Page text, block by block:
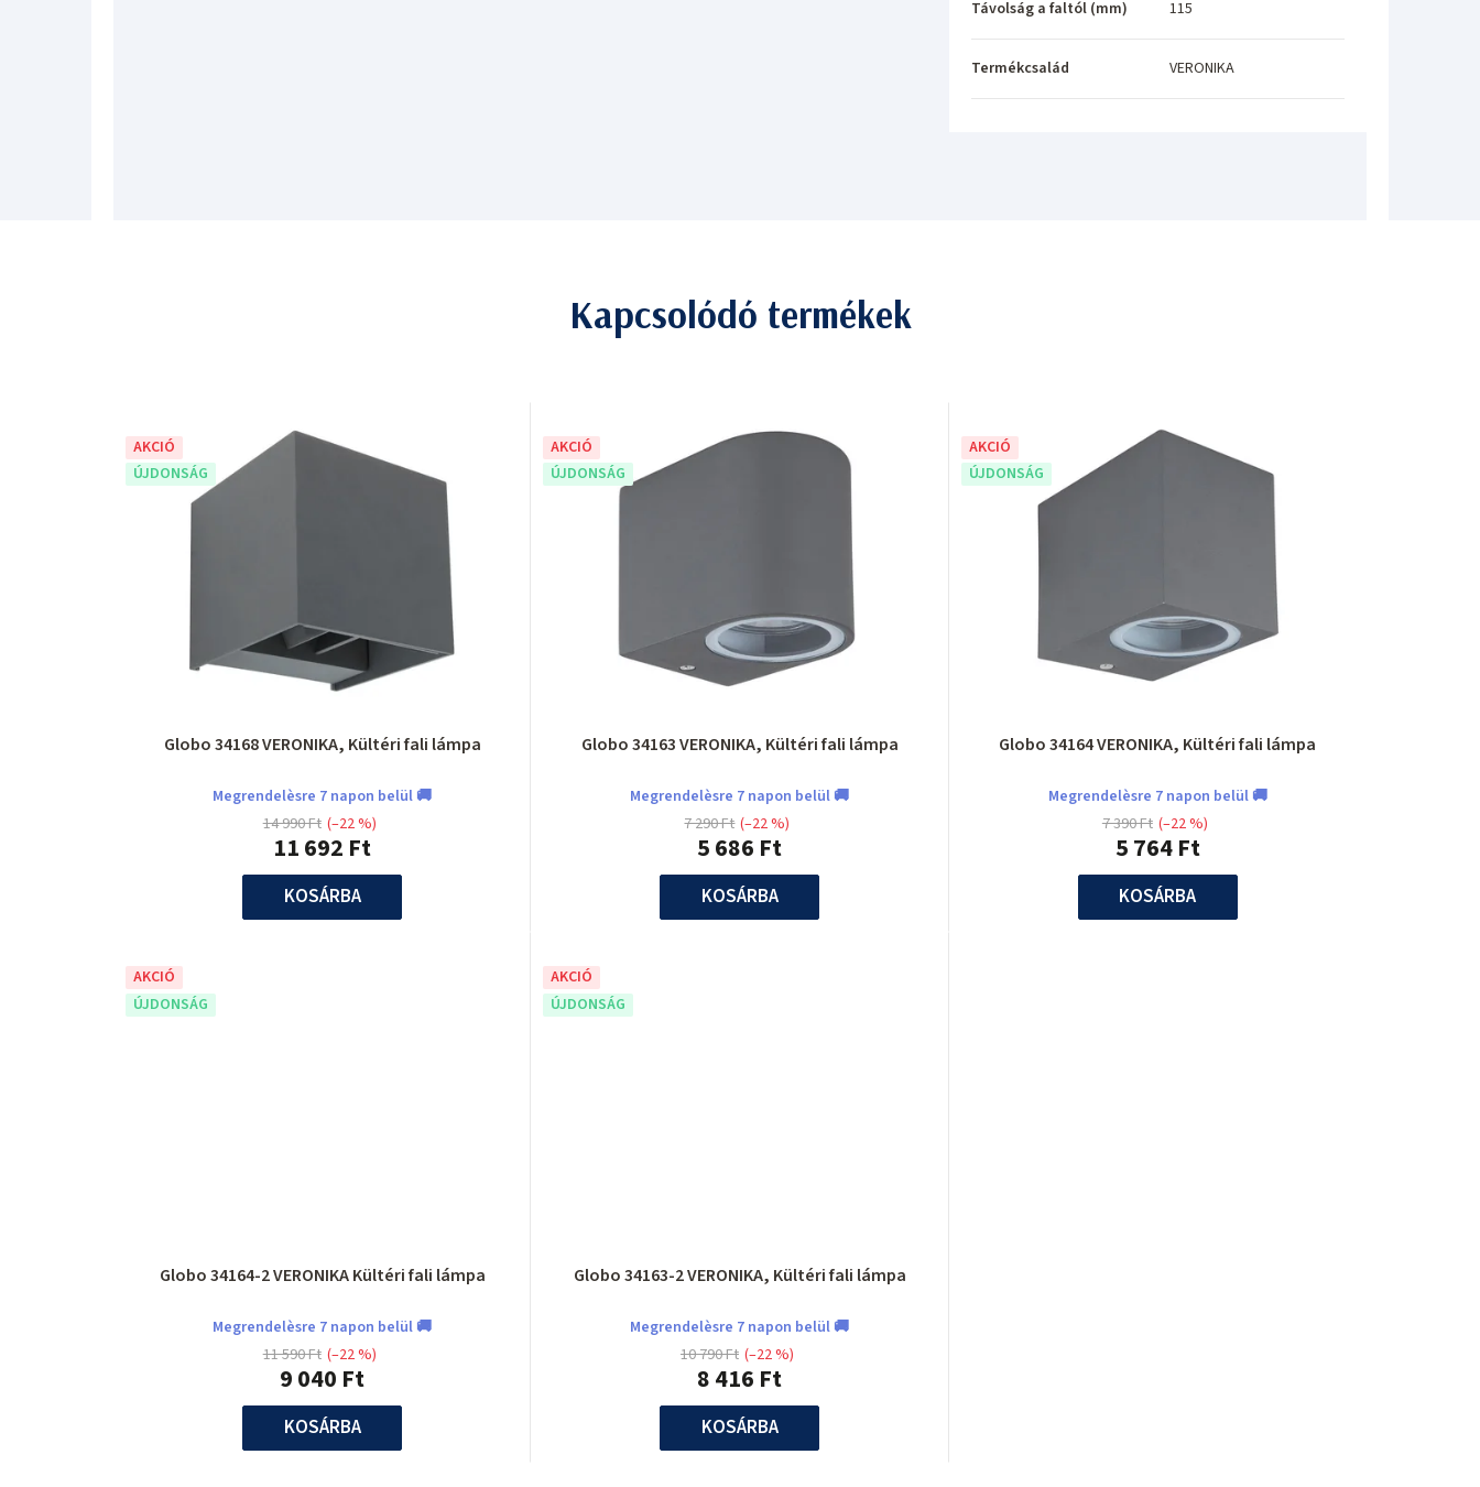
Távolság a faltól (mm) 115
Termékcsalád VERONIKA
Kapcsolódó termékek
AKCIÓ
ÚJDONSÁG
Globo 34168 VERONIKA, Kültéri fali lámpa
Megrendelèsre 7 napon belül 🚚
11 692 Ft
14 990 Ft (–22 %)
KOSÁRBA
AKCIÓ
ÚJDONSÁG
Globo 34163 VERONIKA, Kültéri fali lámpa
Megrendelèsre 7 napon belül 🚚
5 686 Ft
7 290 Ft (–22 %)
KOSÁRBA
AKCIÓ
ÚJDONSÁG
Globo 34164 VERONIKA, Kültéri fali lámpa
Megrendelèsre 7 napon belül 🚚
5 764 Ft
7 390 Ft (–22 %)
KOSÁRBA
AKCIÓ
ÚJDONSÁG
Globo 34164-2 VERONIKA Kültéri fali lámpa
Megrendelèsre 7 napon belül 🚚
9 040 Ft
11 590 Ft (–22 %)
KOSÁRBA
AKCIÓ
ÚJDONSÁG
Globo 34163-2 VERONIKA, Kültéri fali lámpa
Megrendelèsre 7 napon belül 🚚
8 416 Ft
10 790 Ft (–22 %)
KOSÁRBA